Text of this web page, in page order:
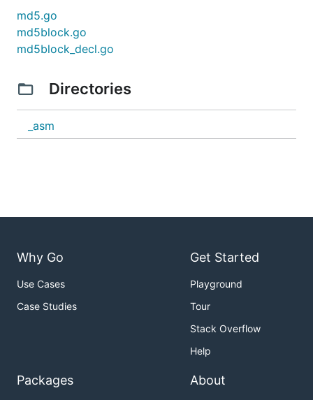
md5.go
md5block.go
md5block_decl.go
Directories
_asm
Why Go
Use Cases
Case Studies
Get Started
Playground
Tour
Stack Overflow
Help
Packages About